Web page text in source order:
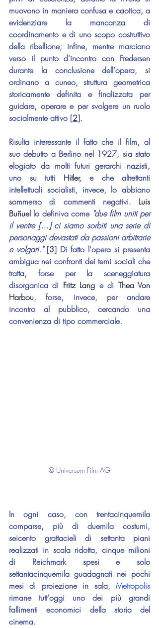
muovono in maniera confusa e caotica, a
evidenziare la mancanza di
coordinamento e di uno scopo costruttivo
della ribellione; infine, mentre marciano
verso il punto d'incontro con Fredersen
durante la conclusione dell'opera, si
ordinano a cuneo, struttura geometrica
storicamente definita e finalizzata per
guidare, operare e per svolgere un ruolo
socialmente attivo [2].
Risulta interessante il fatto che il film, al
suo debutto a Berlino nel 1927, sia stato
elogiato da molti futuri gerarchi nazisti,
uno su tutti Hitler, e che altrettanti
intellettuali socialisti, invece, lo abbiano
sommerso di commenti negativi. Luis
Buñuel lo definiva come "due film uniti per
il ventre […] ci siamo sorbiti una serie di
personaggi devastati da passioni arbitrarie
e volgari." [3] Di fatto l'opera si presenta
ambigua nei confronti dei temi sociali che
tratta, forse per la sceneggiatura
disorganica di Fritz Lang e di Thea Von
Harbou, forse, invece, per andare
incontro al pubblico, cercando una
convenienza di tipo commerciale.
© Universum Film AG
In ogni caso, con trentacinquemila
comparse, più di duemila costumi,
seicento grattacieli di settanta piani
realizzati in scala ridotta, cinque milioni
di Reichmark spesi e solo
settantacinquemila guadagnati nei pochi
mesi di proiezione in sala,
rimane tutt'oggi uno dei più grandi
fallimenti economici della storia del
cinema.